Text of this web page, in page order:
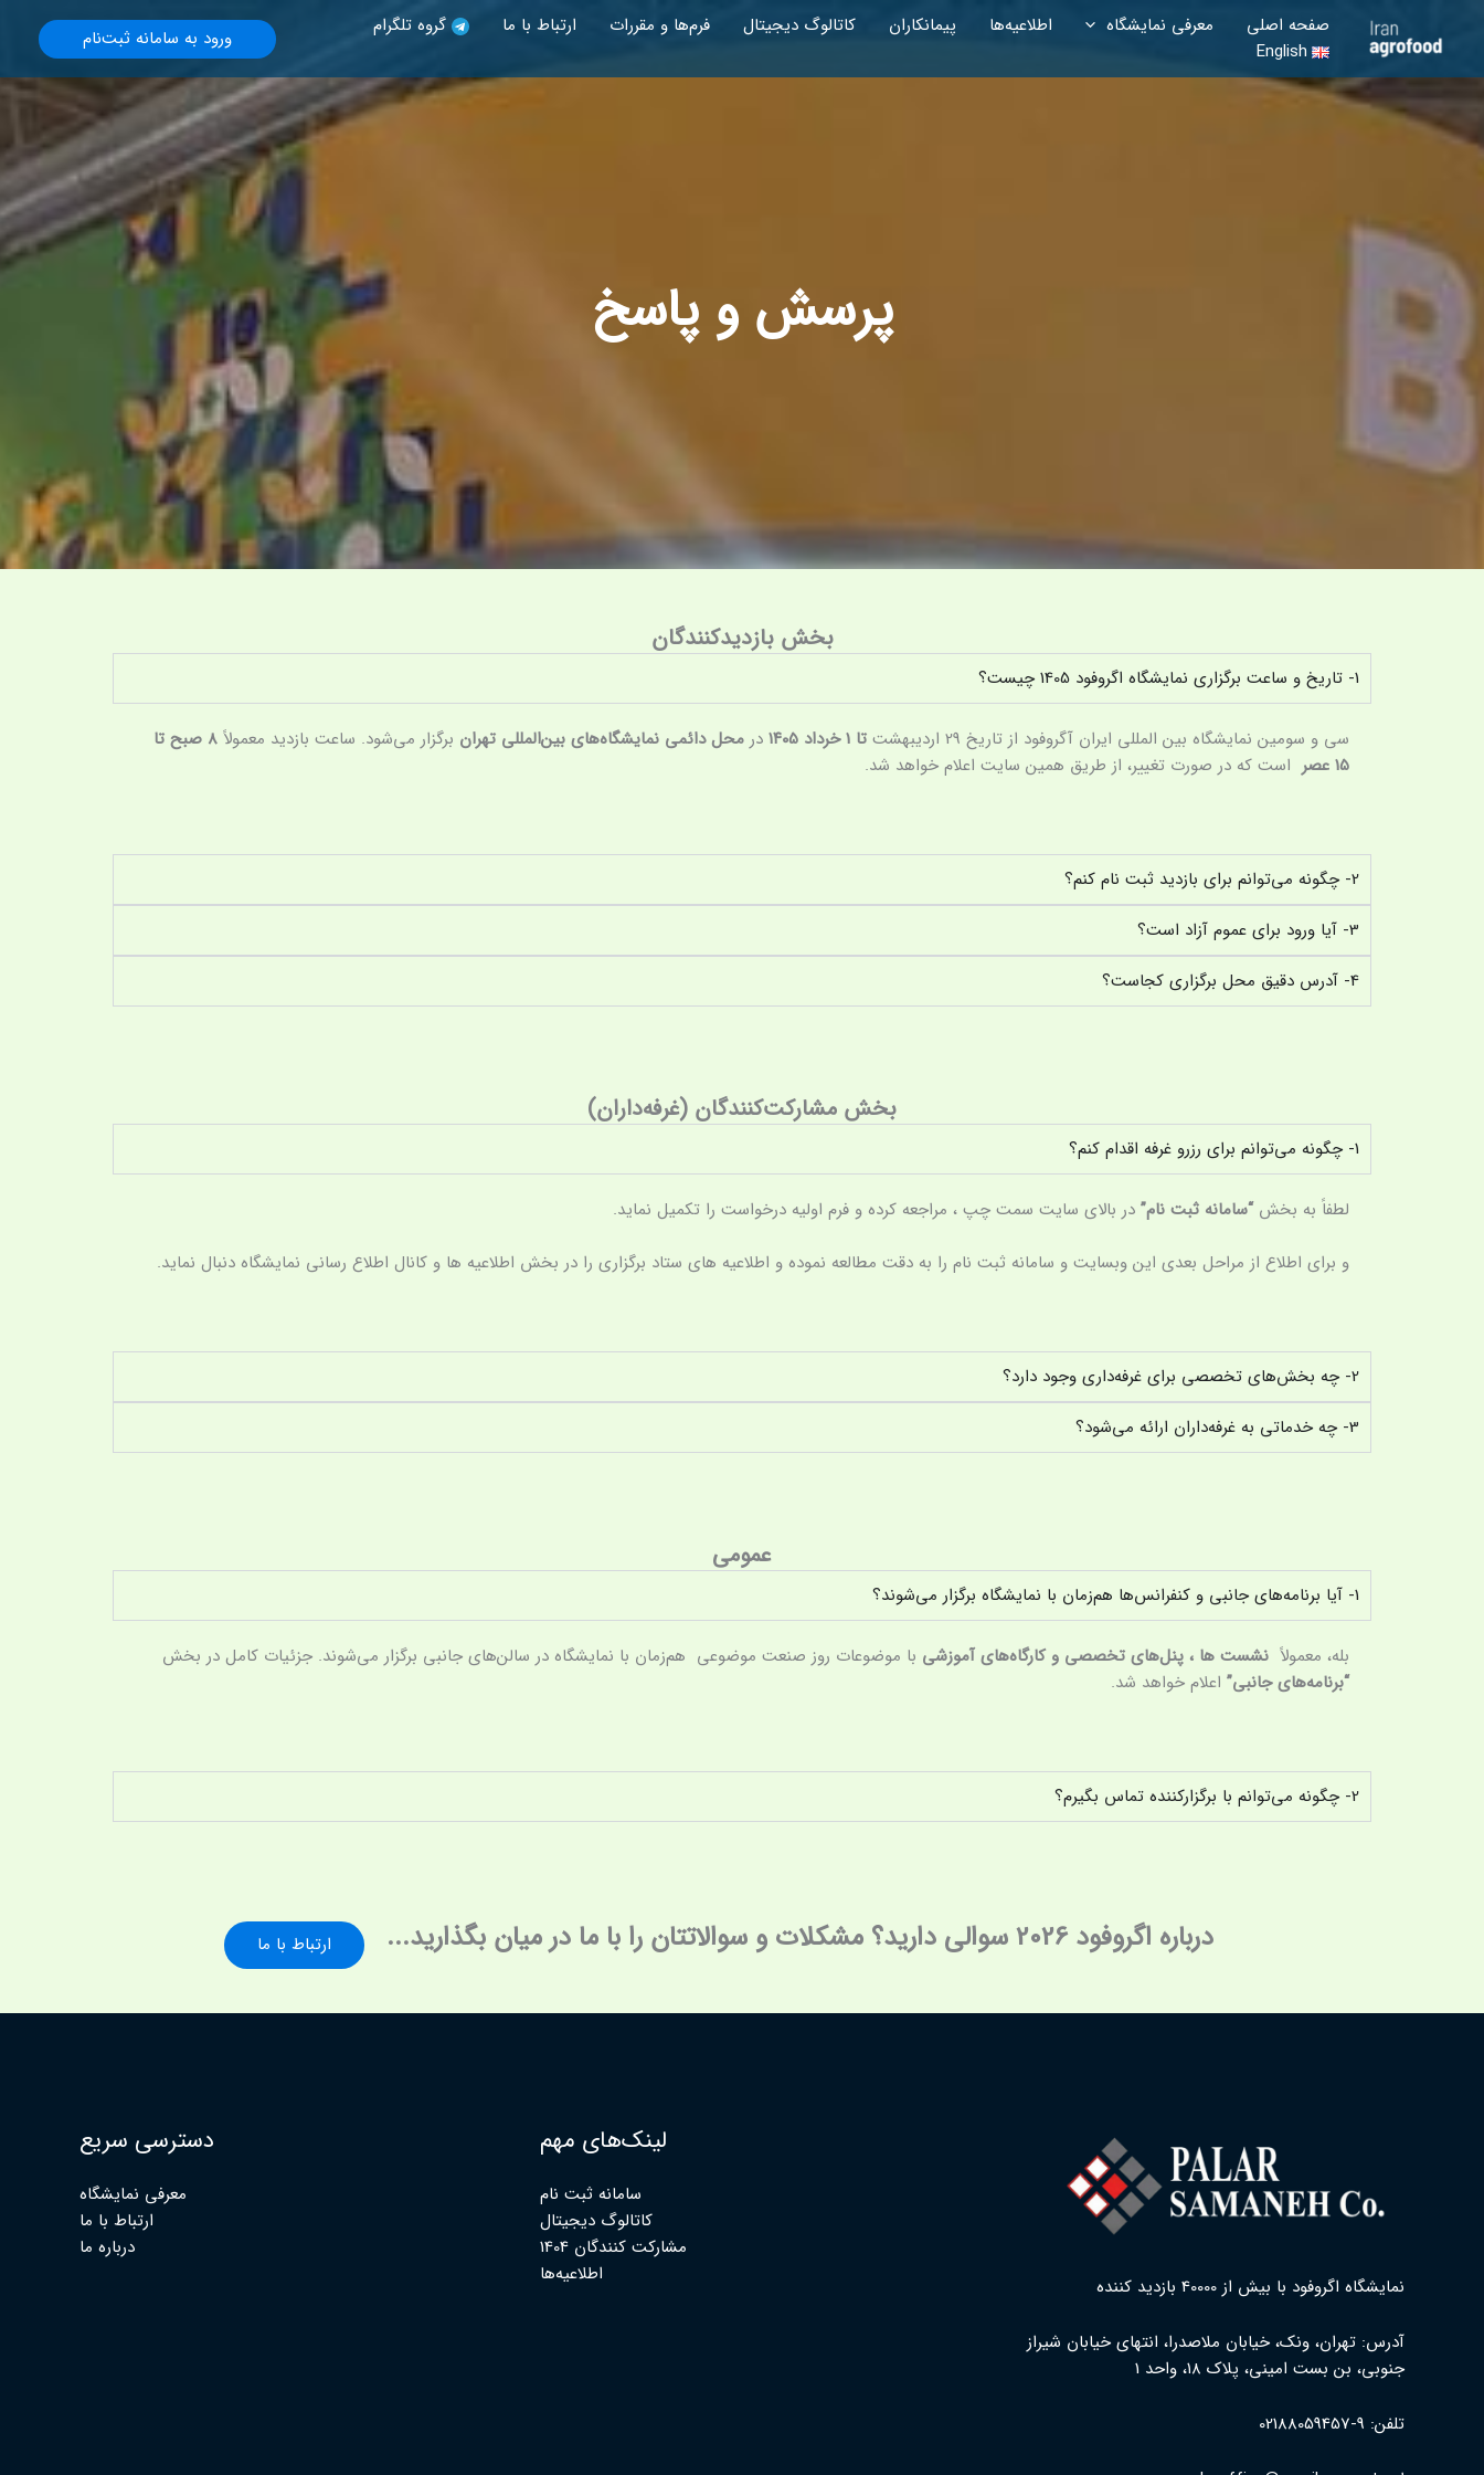
صفحه اصلی معرفی نمایشگاه اطلاعیه‌ها پیمانکاران کاتالوگ دیجیتال فرم‌ها و مقررات ارتباط با ما
گروه تلگرام
English
ورود به سامانه ثبت‌نام
پرسش و پاسخ
بخش بازدیدکنندگان
1- تاریخ و ساعت برگزاری نمایشگاه اگروفود 1405 چیست؟
سی و سومین نمایشگاه بین المللی ایران آگروفود از تاریخ 29 اردیبهشت تا 1 خرداد ۱۴۰5 در محل دائمی نمایشگاه‌های بین‌المللی تهران برگزار می‌شود. ساعت بازدید معمولاً
8 صبح تا
15 عصر
است که در صورت تغییر، از طریق همین سایت اعلام خواهد شد.
2- چگونه می‌توانم برای بازدید ثبت نام کنم؟
3- آیا ورود برای عموم آزاد است؟
4- آدرس دقیق محل برگزاری کجاست؟
بخش مشارکت‌کنندگان (غرفه‌داران)
1- چگونه می‌توانم برای رزرو غرفه اقدام کنم؟
لطفاً به بخش“سامانه ثبت نام” در بالای سایت سمت چپ ، مراجعه کرده و فرم اولیه درخواست را تکمیل نماید.
و برای اطلاع از مراحل بعدی این وبسایت و سامانه ثبت نام را به دقت مطالعه نموده و اطلاعیه های ستاد برگزاری را در بخش اطلاعیه ها و کانال اطلاع رسانی نمایشگاه دنبال نماید.
2- چه بخش‌های تخصصی برای غرفه‌داری وجود دارد؟
3- چه خدماتی به غرفه‌داران ارائه می‌شود؟
عمومی
1- آیا برنامه‌های جانبی و کنفرانس‌ها هم‌زمان با نمایشگاه برگزار می‌شوند؟
بله، معمولاً نشست ها ، پنل‌های تخصصی و کارگاه‌های آموزشی با موضوعات روز صنعت موضوعی هم‌زمان با نمایشگاه در سالن‌های جانبی برگزار می‌شوند. جزئیات کامل در بخش
“برنامه‌های جانبی” اعلام خواهد شد.
2- چگونه می‌توانم با برگزارکننده تماس بگیرم؟
درباره اگروفود 2026 سوالی دارید؟ مشکلات و سوالاتتان را با ما در میان بگذارید... ارتباط با ما
نمایشگاه اگروفود با بیش از 40000 بازدید کننده
آدرس: تهران، ونک، خیابان ملاصدرا، انتهای خیابان شیراز
جنوبی، بن بست امینی، پلاک ۱۸، واحد 1
تلفن: 9-02188059457
لینک‌های مهم
سامانه ثبت نام
کاتالوگ دیجیتال
مشارکت کنندگان 1404
اطلاعیه‌ها
دسترسی سریع
معرفی نمایشگاه
ارتباط با ما
درباره ما